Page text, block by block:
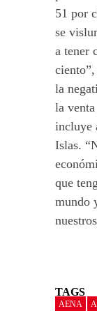
51 por
se
a tener
la
la
incluye
Islas.
que
mundo
TAGS
AENA